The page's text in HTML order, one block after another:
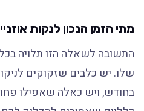
מתי הזמן הנכון לנקות
התשובה לשאלה הזו תלויה
שלו. יש כלבים שזקוקים
בחודש, ויש כאלה שאפילו